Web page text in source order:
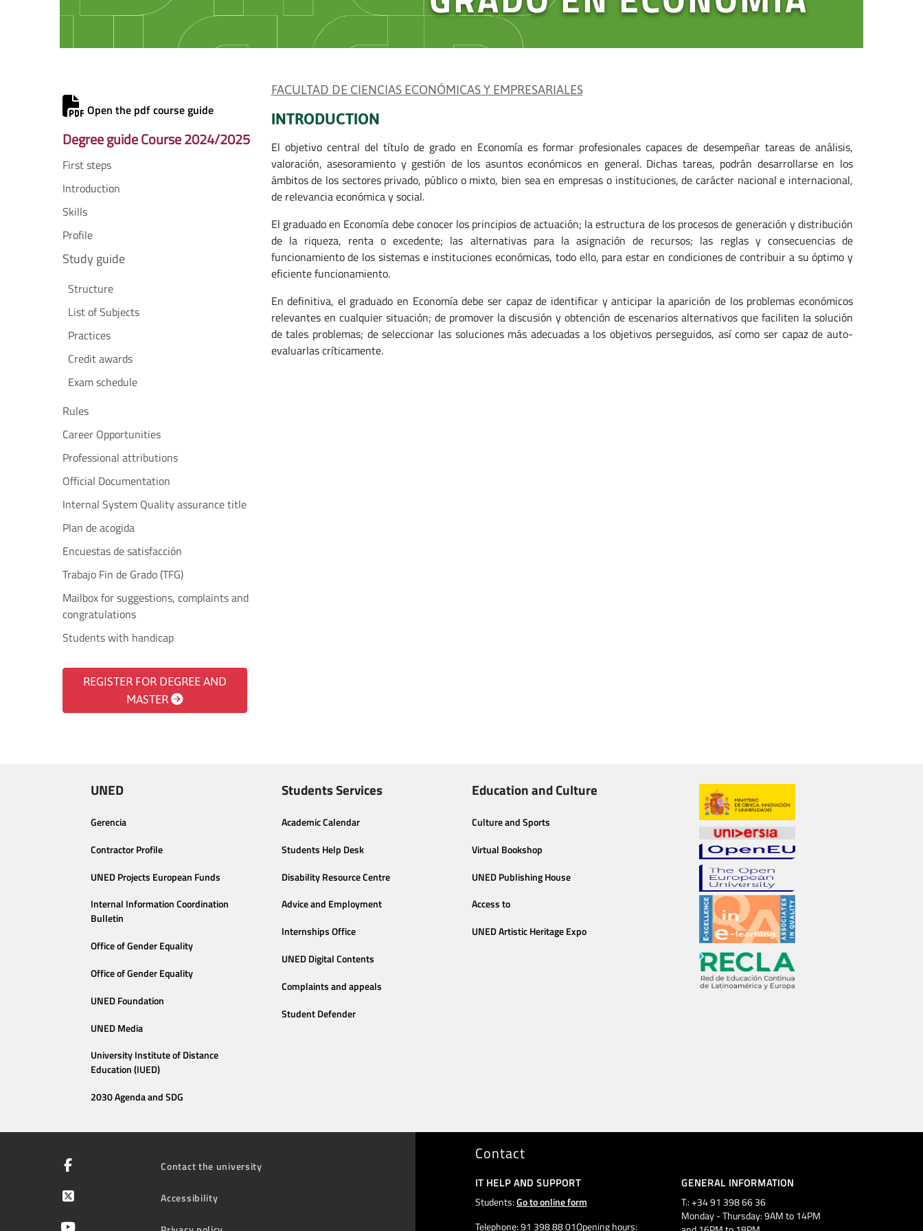
Open the pdf course guide
Degree guide Course 2024/2025
First steps
Introduction
Skills
Profile
Study guide
Structure
List of Subjects
Practices
Credit awards
Exam schedule
Rules
Career Opportunities
Professional attributions
Official Documentation
Internal System Quality assurance title
Plan de acogida
Encuestas de satisfacción
Trabajo Fin de Grado (TFG)
Mailbox for suggestions, complaints and
congratulations
Students with handicap
REGISTER FOR DEGREE AND
MASTER
FACULTAD DE CIENCIAS ECONÓMICAS Y EMPRESARIALES
INTRODUCTION
El objetivo central del título de grado en Economía es formar profesionales capaces de desempeñar tareas de análisis,
valoración, asesoramiento y gestión de los asuntos económicos en general. Dichas tareas, podrán desarrollarse en los
ámbitos de los sectores privado, público o mixto, bien sea en empresas o instituciones, de carácter nacional e internacional,
de relevancia económica y social.
El graduado en Economía debe conocer los principios de actuación; la estructura de los procesos de generación y distribución
de la riqueza, renta o excedente; las alternativas para la asignación de recursos; las reglas y consecuencias de
funcionamiento de los sistemas e instituciones económicas, todo ello, para estar en condiciones de contribuir a su óptimo y
eficiente funcionamiento.
En definitiva, el graduado en Economía debe ser capaz de identificar y anticipar la aparición de los problemas económicos
relevantes en cualquier situación; de promover la discusión y obtención de escenarios alternativos que faciliten la solución
de tales problemas; de seleccionar las soluciones más adecuadas a los objetivos perseguidos, así como ser capaz de auto-
evaluarlas críticamente.
UNED
Gerencia
Contractor Profile
UNED Projects European Funds
Internal Information Coordination
Bulletin
Office of Gender Equality
Office of Gender Equality
UNED Foundation
UNED Media
University Institute of Distance
Education (IUED)
2030 Agenda and SDG
Students Services
Academic Calendar
Students Help Desk
Disability Resource Centre
Advice and Employment
Internships Office
UNED Digital Contents
Complaints and appeals
Student Defender
Education and Culture
Culture and Sports
Virtual Bookshop
UNED Publishing House
Access to
UNED Artistic Heritage Expo
Contact the university
Accessibility
Contact
IT HELP AND SUPPORT
Students:Go to online form
Telephone: 91 398 88 01Opening hours:
GENERAL INFORMATION
T.: +34 91 398 66 36
Monday - Thursday: 9AM to 14PM